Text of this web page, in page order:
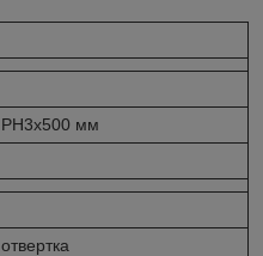
PH3x500 мм
отвертка